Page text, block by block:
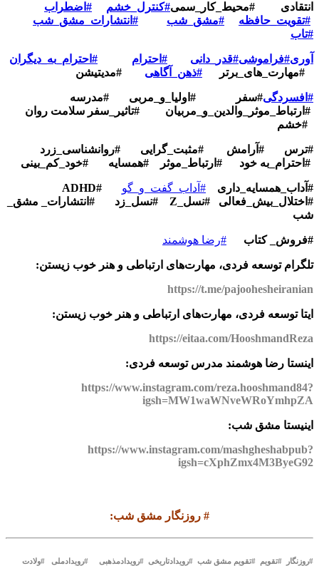
انتقادی #محیط_کار_سمی#کنترل_خشم
#اضطراب
#تقویت_حافظه
#مشق_شب
#انتشارات_مشق_شب
#تاب
آوری#فراموشی#قدر_دانی #احترام
#احترام_به_دیگران
#مهارت_های_برتر #ذهن_آگاهی #مدیتیشن
#افسردگی#سفر #اولیا_و_مربی #مدرسه
#ارتباط_موثر_والدین_و_مربیان #تاثیر_سفر سلامت روان
#خشم
#ترس #آرامش #مثبت_گرایی #روانشناسی_زرد
#احترام_به خود #ارتباط_موثر #همسایه #خود_کم_بینی
#آداب_همسایه_داری #آداب_گفت_و_گو
#ADHD
#اختلال_بیش_فعالی #نسل_Z #نسل_زد #انتشارات_ مشق_
شب
#فروش_ کتاب #رضا هوشمند
تلگرام توسعه فردی، مهارت‌های ارتباطی و هنر خوب زیستن:
https://t.me/pajoohesheiranian
ایتا توسعه فردی، مهارت‌های ارتباطی و هنر خوب زیستن:
https://eitaa.com/HooshmandReza
اینستا رضا هوشمند مدرس توسعه فردی:
https://www.instagram.com/reza.hooshmand84?
igsh=MW1waWNveWRoYmhpZA
اینیستا مشق شب:
https://www.instagram.com/mashgheshabpub?
igsh=cXphZmx4M3ByeG92
# روزنگار مشق شب:
#روزنگار #تقویم #تقویم مشق شب #رویدادتاریخی #رویدادمذهبی #رویدادملی #ولادت